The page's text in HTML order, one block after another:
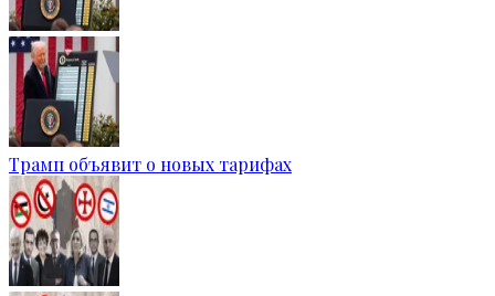
Трамп объявит о новых тарифах